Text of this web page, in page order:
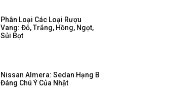
Phân Loại Các Loại Rượu
Vang: Đỏ, Trắng, Hồng, Ngọt,
Sủi Bọt
Nissan Almera: Sedan Hạng B
Đáng Chú Ý Của Nhật